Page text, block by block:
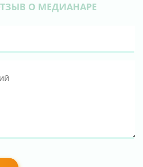
О МЕДИАНАРЕ